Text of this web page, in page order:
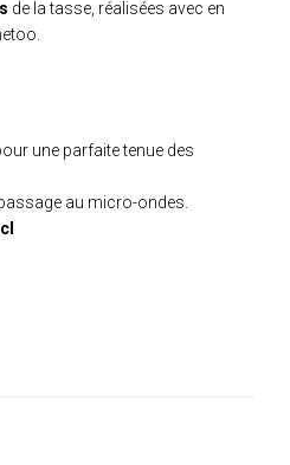
de la tasse, réalisées avec en
une parfaite tenue des
au micro-ondes.